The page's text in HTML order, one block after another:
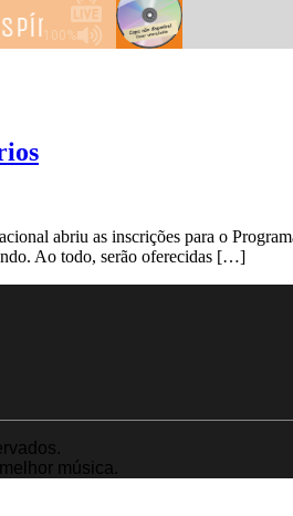
abriu as inscrições para o
Ao todo, serão oferecidas […]
música.